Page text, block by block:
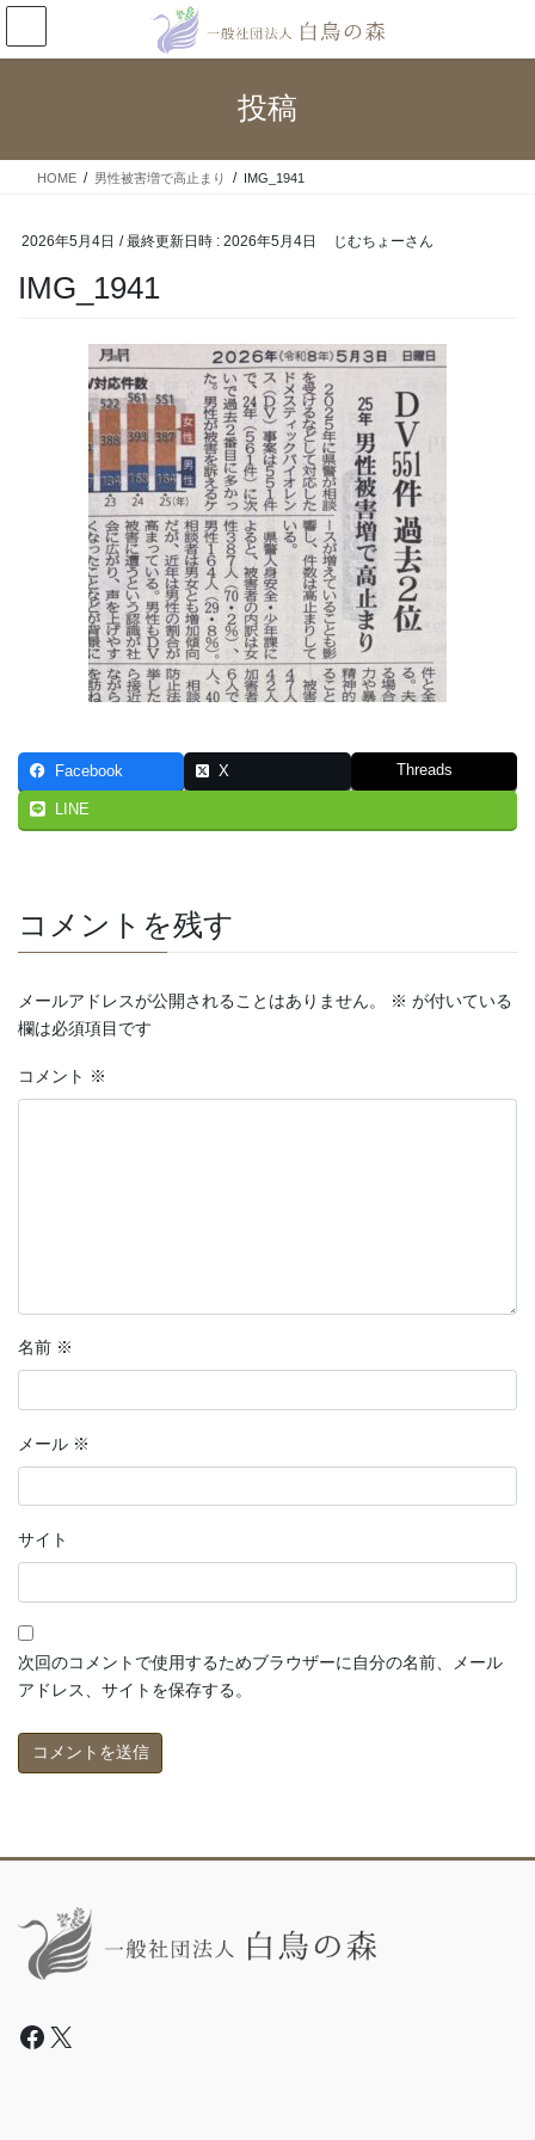
コ
テ
ス
ナ
ゲ
ン
投稿
HOME 男性被害増で高止まり IMG_1941
2026年5月4日 / 最終更新日時 : 2026年5月4日 じむちょーさん
IMG_1941
Facebook X Threads
LINE
コメントを残す
メールアドレスが公開されることはありません。 ※ が付いている
欄は必須項目です
コメント ※
名前 ※
メール ※
サイト
次回のコメントで使用するためブラウザーに自分の名前、メール
アドレス、サイトを保存する。
Facebook
X